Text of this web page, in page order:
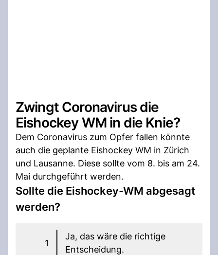
Zwingt Coronavirus die
Eishockey WM in die Knie?
Dem Coronavirus zum Opfer fallen könnte
auch die geplante Eishockey WM in Zürich
und Lausanne. Diese sollte vom 8. bis am 24.
Mai durchgeführt werden.
Sollte die Eishockey-WM abgesagt
werden?
1
Ja, das wäre die richtige
Entscheidung.